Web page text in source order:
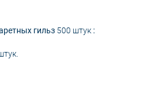
гильз 500 штук :